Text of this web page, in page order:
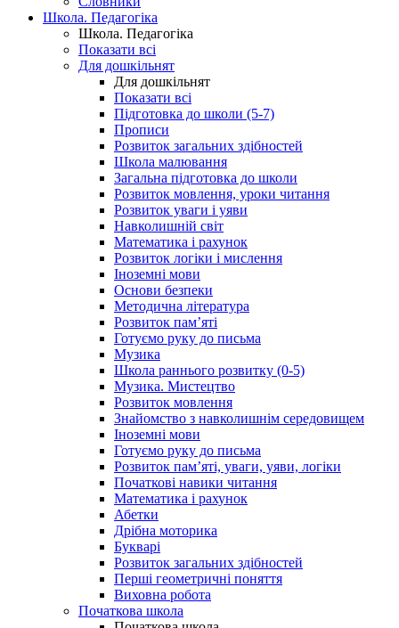
Школа. Педагогіка
Школа. Педагогіка
Показати всі
Для дошкільнят
Для дошкільнят
Показати всі
Підготовка до школи (5-7)
Прописи
Розвиток загальних здібностей
Школа малювання
Загальна підготовка до школи
Розвиток мовлення, уроки читання
Розвиток уваги і уяви
Навколишній світ
Математика і рахунок
Розвиток логіки і мислення
Іноземні мови
Основи безпеки
Методична література
Розвиток пам’яті
Готуємо руку до письма
Музика
Школа раннього розвитку (0-5)
Музика. Мистецтво
Розвиток мовлення
Знайомство з навколишнім середовищем
Іноземні мови
Готуємо руку до письма
Розвиток пам’яті, уваги, уяви, логіки
Початкові навики читання
Математика і рахунок
Абетки
Дрібна моторика
Букварі
Розвиток загальних здібностей
Перші геометричні поняття
Виховна робота
Початкова школа